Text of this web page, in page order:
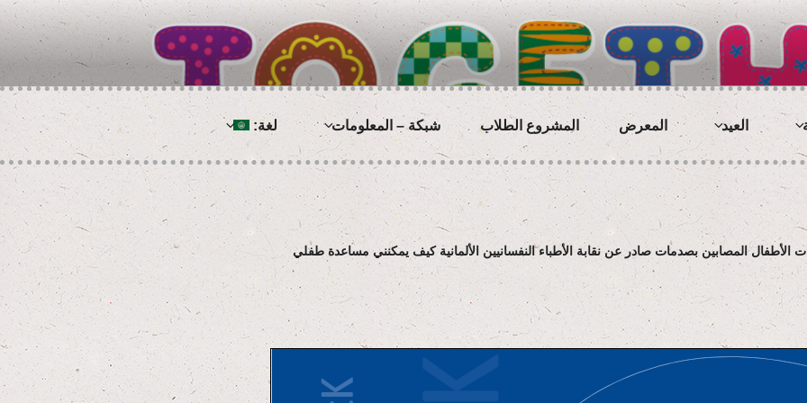
العيد المعرض المشروع الطلاب شبكة – المعلومات لغة:
الأطفال المصابين بصدمات صادر عن نقابة الأطباء النفسانيين الألمانية كيف يمكنني مساعدة طفلي